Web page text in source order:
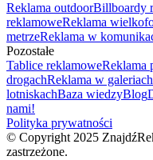
Reklama outdoorBillboardy
reklamoweReklama
metrzeReklama w
Pozostałe
Tablice reklamoweReklama
drogachReklama w
lotniskachBaza wiedzyBlog
nami!
Polityka prywatności
© Copyright 2025
zastrzeżone.